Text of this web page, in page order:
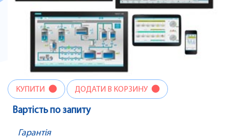
КУПИТИ ДОДАТИ В КОРЗИНУ
Вартість по запиту
Гарантія